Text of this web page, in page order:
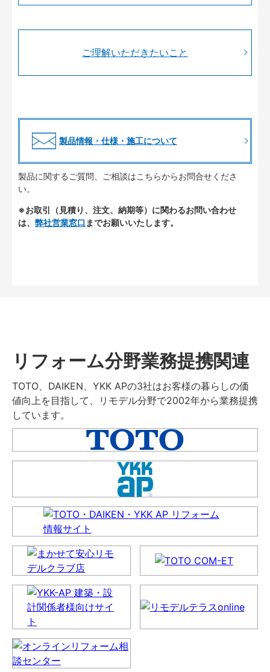
ご理解いただきたいこと
製品情報・仕様・施工について
製品に関するご質問、ご相談はこちらからお問合せくださ
い。
※お取引（見積り、注文、納期等）に関わるお問い合わせ
は、 弊社営業窓口 までお願いいたします。
リフォーム分野業務提携関連
TOTO、DAIKEN、YKK APの3社はお客様の暮らしの価
値向上を目指して、リモデル分野で2002年から業務提携
しています。